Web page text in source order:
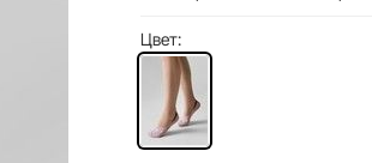
Цвет: